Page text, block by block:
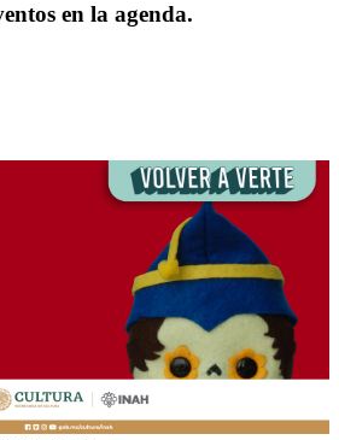
en la agenda.